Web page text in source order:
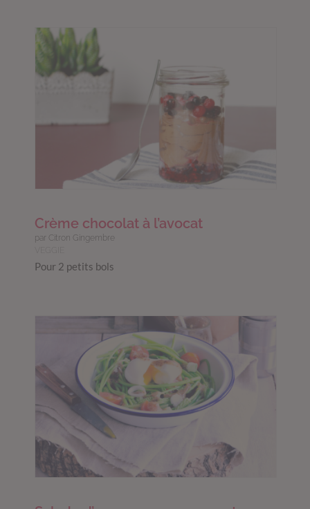
Crème chocolat à l’avocat
par Citron Gingembre
Pour 2 petits bols